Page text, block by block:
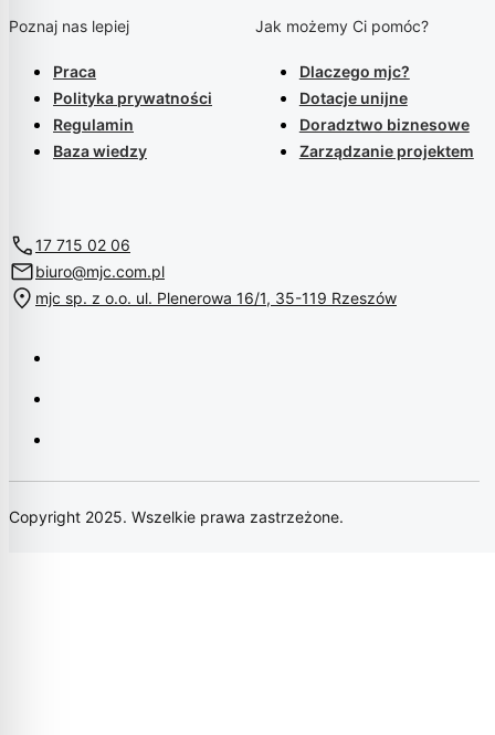
Poznaj nas lepiej
Praca
Polityka prywatności
Regulamin
Baza wiedzy
Jak możemy Ci pomóc?
Dlaczego mjc?
Dotacje unijne
Doradztwo biznesowe
Zarządzanie projektem
17 715 02 06
biuro@mjc.com.pl
mjc sp. z o.o. ul. Plenerowa 16/1, 35-119 Rzeszów
Copyright 2025. Wszelkie prawa zastrzeżone.